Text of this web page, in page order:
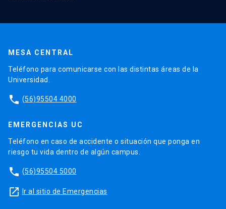
MESA CENTRAL
Teléfono para comunicarse con las distintas áreas de la
Universidad.
phone (56)95504 4000
EMERGENCIAS UC
Teléfono en caso de accidente o situación que ponga en
riesgo tu vida dentro de algún campus.
phone (56)95504 5000
launch Ir al sitio de Emergencias